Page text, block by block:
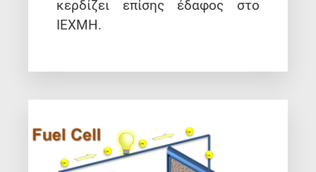
κερδίζει επίσης έδαφος στο
ΙΕΧΜΗ.